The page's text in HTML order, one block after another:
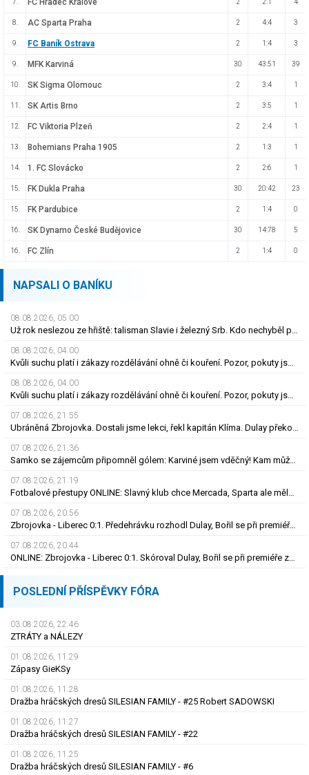
7. FC Hradec Králové 2 2:1 4
8. AC Sparta Praha 2 4:4 3
9. FC Baník Ostrava 2 1:4 3
9. MFK Karviná 30 43:51 39
10. SK Sigma Olomouc 2 3:4 1
11. SK Artis Brno 2 3:5 1
12. FC Viktoria Plzeň 2 2:4 1
13. Bohemians Praha 1905 2 1:3 1
14. 1. FC Slovácko 2 2:6 1
15. FK Dukla Praha 30 20:42 23
15. FK Pardubice 2 1:4 0
16. SK Dynamo České Budějovice 30 14:78 5
16. FC Zlín 2 1:4 0
NAPSALI O BANÍKU
08.08.2026, 05.00
Už rok neslezou ze hřiště: talisman Slavie i železný Srb. Kdo nechyběl pět let?
08.08.2026, 04.00
Kvůli suchu platí i zákazy rozdělávání ohně či kouření. Pozor, pokuty jsou obří
08.08.2026, 04.00
Kvůli suchu platí i zákazy rozdělávání ohně či kouření. Pozor, pokuty jsou obří
07.08.2026, 21.55
Ubráněná Zbrojovka. Dostali jsme lekci, řekl kapitán Klíma. Dulay překonal kamaráda
07.08.2026, 21.36
Samko se zájemcům připomněl gólem: Karviné jsem vděčný! Kam může odejít Štorman?
07.08.2026, 21.19
Fotbalové přestupy ONLINE: Slavný klub chce Mercada, Sparta ale měla nabídku odmítnout
07.08.2026, 20.56
Zbrojovka - Liberec 0:1. Předehrávku rozhodl Dulay, Bořil se při premiéře za Slovan zranil
07.08.2026, 20.44
ONLINE: Zbrojovka - Liberec 0:1. Skóroval Dulay, Bořil se při premiéře za Slovan zranil
POSLEDNÍ PŘÍSPĚVKY FÓRA
03.08.2026, 22.46
ZTRÁTY a NÁLEZY
01.08.2026, 11.29
Zápasy GieKSy
01.08.2026, 11.28
Dražba hráčských dresů SILESIAN FAMILY - #25 Robert SADOWSKI
01.08.2026, 11.27
Dražba hráčských dresů SILESIAN FAMILY - #22
01.08.2026, 11.25
Dražba hráčských dresů SILESIAN FAMILY - #6